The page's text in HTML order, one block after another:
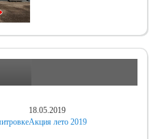
18.05.2019
Акция лето 2019